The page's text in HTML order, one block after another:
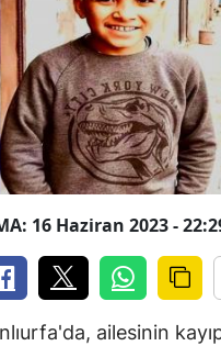
16 Haziran 2023 -
ailesinin